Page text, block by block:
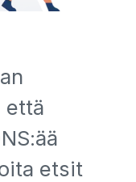
että
etsit